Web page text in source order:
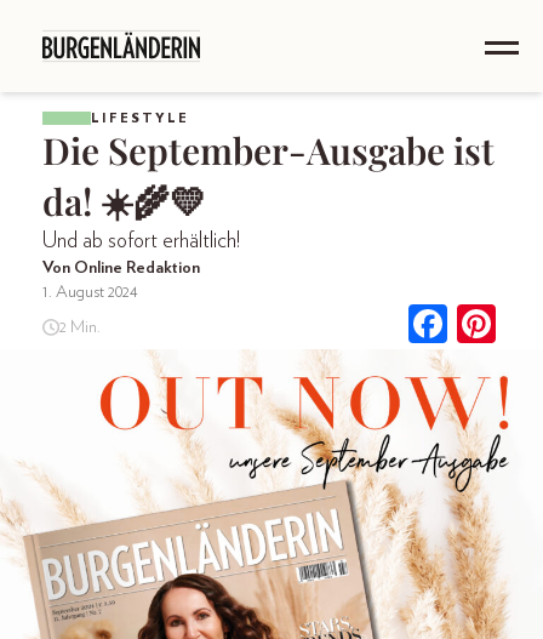
LIFESTYLE
Die September-Ausgabe ist
da! ☀️🌾💛
Und ab sofort erhältlich!
Von Online Redaktion
1. August 2024
2 Min.